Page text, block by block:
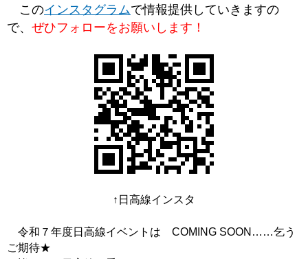
このインスタグラムで情報提供していきますの
で、 ぜひフォローをお願いします！
↑日高線インスタ
令和７年度日高線イベントは COMING SOON……乞う
ご期待★